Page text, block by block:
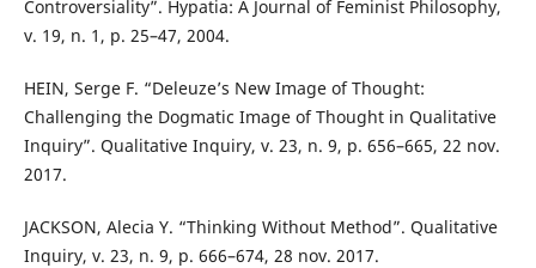
Controversiality”. Hypatia: A Journal of Feminist Philosophy,
v. 19, n. 1, p. 25–47, 2004.
HEIN, Serge F. “Deleuze’s New Image of Thought:
Challenging the Dogmatic Image of Thought in Qualitative
Inquiry”. Qualitative Inquiry, v. 23, n. 9, p. 656–665, 22 nov.
2017.
JACKSON, Alecia Y. “Thinking Without Method”. Qualitative
Inquiry, v. 23, n. 9, p. 666–674, 28 nov. 2017.